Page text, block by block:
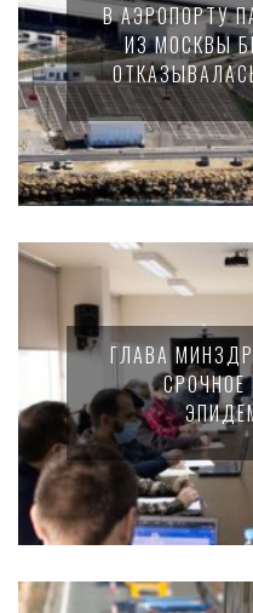
В АЭРОПОРТУ
ИЗ МОСКВЫ
ГЛАВА
СРОЧНОЕ